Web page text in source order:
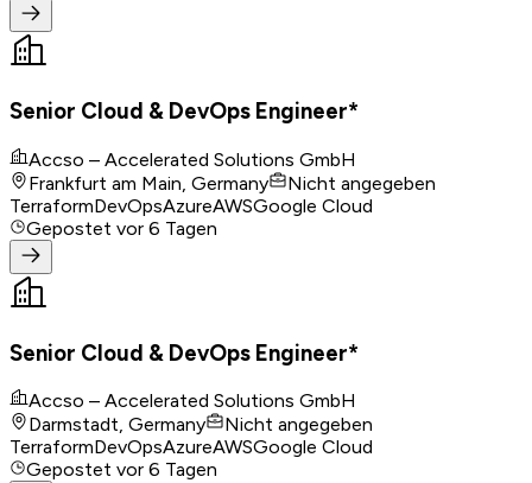
Senior Cloud & DevOps Engineer*
Accso – Accelerated Solutions GmbH
Frankfurt am Main, Germany
Nicht angegeben
TerraformDevOpsAzureAWSGoogle Cloud
Gepostet vor 6 Tagen
Senior Cloud & DevOps Engineer*
Accso – Accelerated Solutions GmbH
Darmstadt, Germany
Nicht angegeben
TerraformDevOpsAzureAWSGoogle Cloud
Gepostet vor 6 Tagen